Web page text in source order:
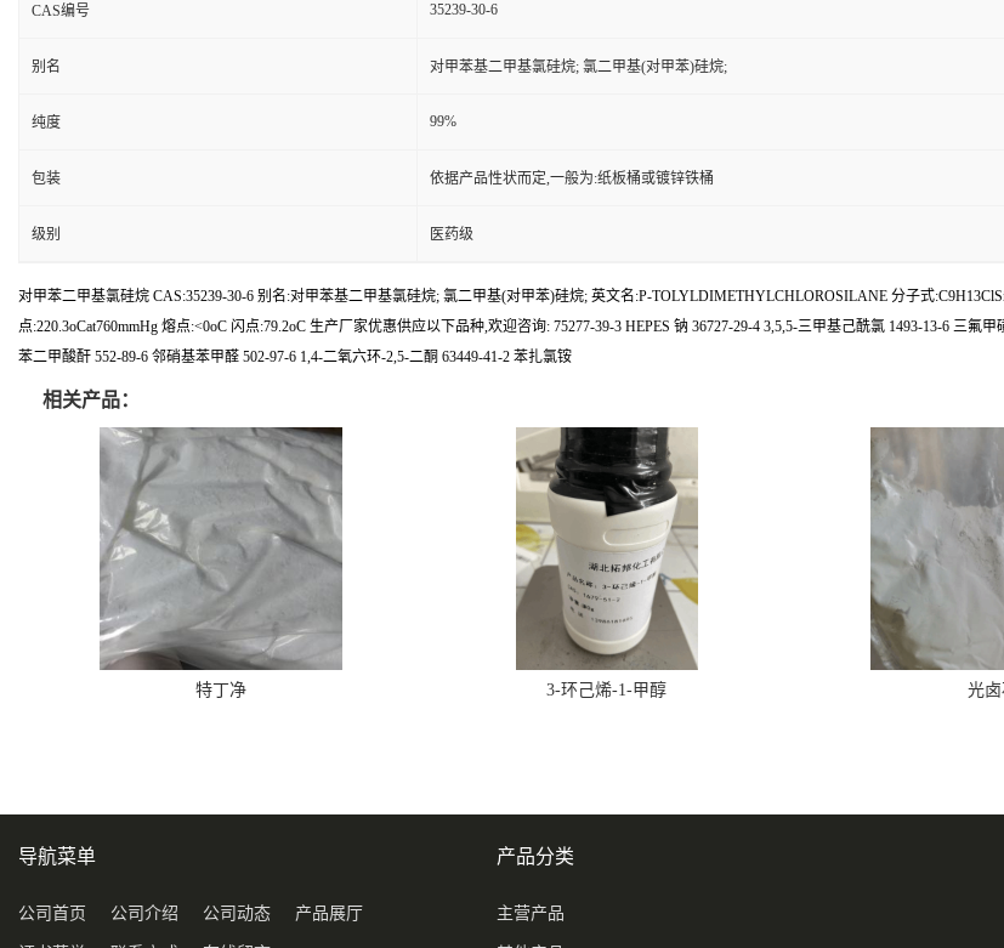
CAS编号 35239-30-6
别名 对甲苯基二甲基氯硅烷; 氯二甲基(对甲苯)硅烷;
纯度 99%
包装 依据产品性状而定,一般为:纸板桶或镀锌铁桶
级别 医药级
对甲苯二甲基氯硅烷 CAS:35239-30-6 别名:对甲苯基二甲基氯硅烷; 氯二甲基(对甲苯)硅烷; 英文名:P-TOLYLDIMETHYLCHLOROSILANE 分子式
点:220.3oCat760mmHg 熔点:<0oC 闪点:79.2oC 生产厂家优惠供应以下品种,欢迎咨询: 75277-39-3 HEPES 钠 36727-29-4 3,5,5-三甲基己酰氯 1493-13-6 三
苯二甲酸酐 552-89-6 邻硝基苯甲醛 502-97-6 1,4-二氧六环-2,5-二酮 63449-41-2 苯扎氯铵
相关产品：
特丁净 3-环己烯-1-甲醇 光卤
导航菜单
公司首页 公司介绍 公司动态 产品展厅
产品分类
主营产品